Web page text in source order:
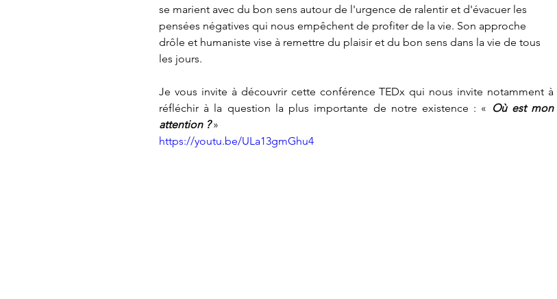
se marient avec du bon sens autour de l'urgence de ralentir et d'évacuer les
pensées négatives qui nous empêchent de profiter de la vie. Son approche
drôle et humaniste vise à remettre du plaisir et du bon sens dans la vie de tous
les jours.
Je vous invite à découvrir cette conférence TEDx qui nous invite notamment à
réfléchir à la question la plus importante de notre existence : « Où est mon
attention ? »
https://youtu.be/ULa13gmGhu4